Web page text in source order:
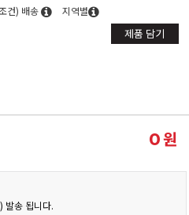
건) 배송 지역별
제품 담기
0원
송 됩니다.